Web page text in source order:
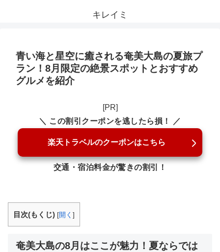
キレイミ
青い海と星空に癒される奄美大島の夏旅プ
ラン！8月限定の絶景スポットとおすすめ
グルメを紹介
[PR]
＼ この割引クーポンを逃したら損！ ／
楽天トラベルのクーポンはこちら
交通・宿泊料金が驚きの割引！
目次(もくじ) [開く ]
奄美大島の8月はここが魅力！夏ならでは